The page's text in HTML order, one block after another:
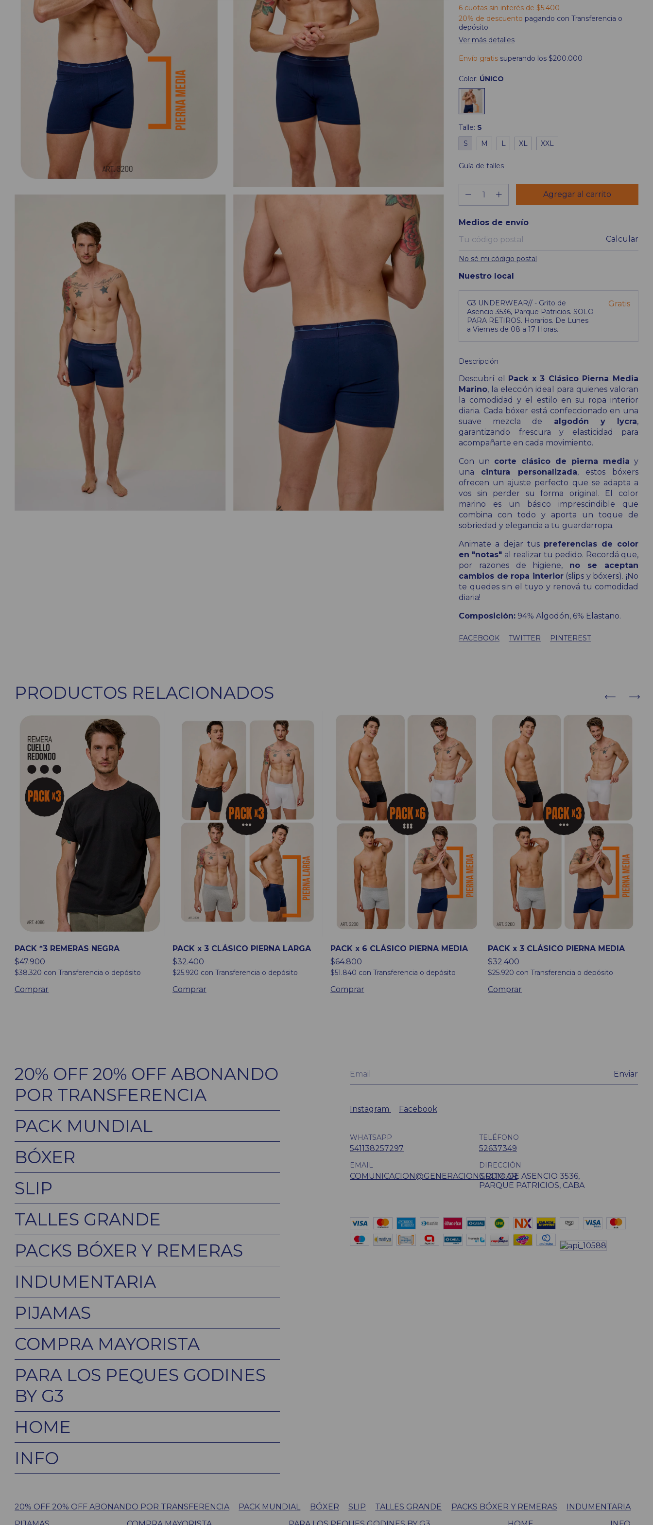
6 cuotas sin interés de $5.400
20% de descuento pagando con Transferencia o
depósito
Ver más detalles
Envío gratis superando los $200.000
Color: ÚNICO
Talle: S
S
M L XL XXL
Guía de talles
Entregas para el CP:
Medios de envío
Calcular
No sé mi código postal
Nuestro local
G3 UNDERWEAR// - Grito de
Asencio 3536, Parque Patricios. SOLO
PARA RETIROS. Horarios. De Lunes
a Viernes de 08 a 17 Horas.
Gratis
Descripción
Descubrí el Pack x 3 Clásico Pierna Media
Marino, la elección ideal para quienes valoran
la comodidad y el estilo en su ropa interior
diaria. Cada bóxer está confeccionado en una
suave mezcla de algodón y lycra,
garantizando frescura y elasticidad para
acompañarte en cada movimiento.
Con un corte clásico de pierna media y
una cintura personalizada, estos bóxers
ofrecen un ajuste perfecto que se adapta a
vos sin perder su forma original. El color
marino es un básico imprescindible que
combina con todo y aporta un toque de
sobriedad y elegancia a tu guardarropa.
Animate a dejar tus preferencias de color
en "notas" al realizar tu pedido. Recordá que,
por razones de higiene, no se aceptan
cambios de ropa interior(slips y bóxers). ¡No
te quedes sin el tuyo y renová tu comodidad
diaria!
Composición: 94% Algodón, 6% Elastano.
FACEBOOK TWITTER PINTEREST
PRODUCTOS RELACIONADOS
PACK *3 REMERAS NEGRA
$47.900
$38.320 con Transferencia o depósito
Comprar
PACK x 3 CLÁSICO PIERNA LARGA
$32.400
$25.920 con Transferencia o depósito
Comprar
PACK x 6 CLÁSICO PIERNA MEDIA
$64.800
$51.840 con Transferencia o depósito
Comprar
PACK x 3 CLÁSICO PIERNA MEDIA
$32.400
$25.920 con Transferencia o depósito
Comprar
20% OFF 20% OFF ABONANDO
POR TRANSFERENCIA
PACK MUNDIAL
BÓXER
SLIP
TALLES GRANDE
PACKS BÓXER Y REMERAS
INDUMENTARIA
PIJAMAS
COMPRA MAYORISTA
PARA LOS PEQUES GODINES
BY G3
HOME
INFO
Instagram Facebook
WHATSAPP
541138257297
TELÉFONO
52637349
EMAIL
COMUNICACION@GENERACION3.COM.AR
DIRECCIÓN
GRITO DE ASENCIO 3536,
PARQUE PATRICIOS, CABA
20% OFF 20% OFF ABONANDO POR TRANSFERENCIA PACK MUNDIAL BÓXER SLIP TALLES GRANDE PACKS BÓXER Y REMERAS
INDUMENTARIA